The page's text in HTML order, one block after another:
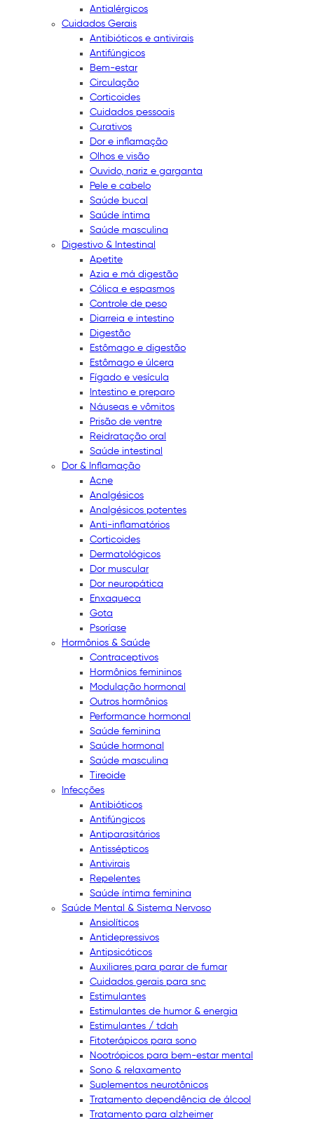
Antialérgicos
Cuidados Gerais
Antibióticos e antivirais
Antifúngicos
Bem-estar
Circulação
Corticoides
Cuidados pessoais
Curativos
Dor e inflamação
Olhos e visão
Ouvido, nariz e garganta
Pele e cabelo
Saúde bucal
Saúde íntima
Saúde masculina
Digestivo & Intestinal
Apetite
Azia e má digestão
Cólica e espasmos
Controle de peso
Diarreia e intestino
Digestão
Estômago e digestão
Estômago e úlcera
Fígado e vesícula
Intestino e preparo
Náuseas e vômitos
Prisão de ventre
Reidratação oral
Saúde intestinal
Dor & Inflamação
Acne
Analgésicos
Analgésicos potentes
Anti-inflamatórios
Corticoides
Dermatológicos
Dor muscular
Dor neuropática
Enxaqueca
Gota
Psoríase
Hormônios & Saúde
Contraceptivos
Hormônios femininos
Modulação hormonal
Outros hormônios
Performance hormonal
Saúde feminina
Saúde hormonal
Saúde masculina
Tireoide
Infecções
Antibióticos
Antifúngicos
Antiparasitários
Antissépticos
Antivirais
Repelentes
Saúde íntima feminina
Saúde Mental & Sistema Nervoso
Ansiolíticos
Antidepressivos
Antipsicóticos
Auxiliares para parar de fumar
Cuidados gerais para snc
Estimulantes
Estimulantes de humor & energia
Estimulantes / tdah
Fitoterápicos para sono
Nootrópicos para bem-estar mental
Sono & relaxamento
Suplementos neurotônicos
Tratamento dependência de álcool
Tratamento para alzheimer